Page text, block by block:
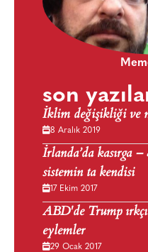
son
İklim değişikliği ve
8 Aralık 2019
İrlanda’da kasırga
sistemin ta kendisi
17 Ekim 2017
ABD'de Trump
eylemler
29 Ocak 2017